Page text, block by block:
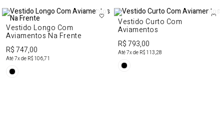
Vestido Longo Com
Aviamentos Na Frente
R$ 747,00
Até7x de R$ 106,71
Vestido Curto Com
Aviamentos
R$ 793,00
Até7x de R$ 113,28